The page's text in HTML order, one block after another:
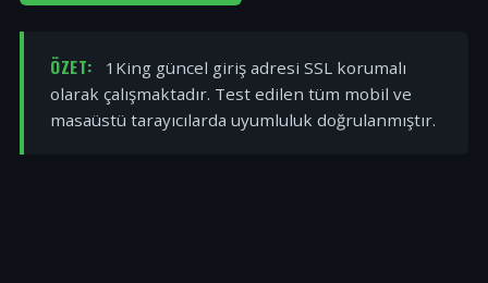
ÖZET:
1King güncel giriş adresi SSL korumalı
olarak çalışmaktadır. Test edilen tüm mobil ve
masaüstü tarayıcılarda uyumluluk doğrulanmıştır.